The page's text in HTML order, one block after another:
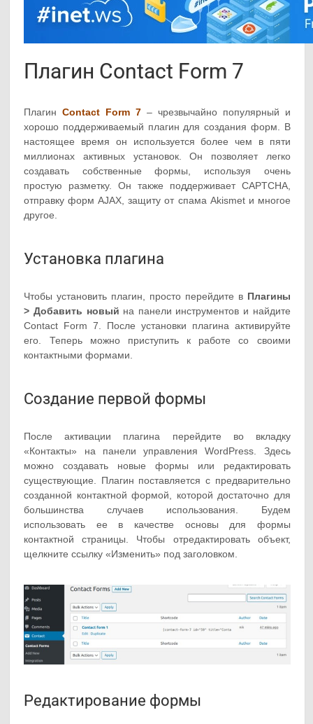
Плагин Contact Form 7
ПлагинContact Form 7 – чрезвычайно популярный и
хорошо поддерживаемый плагин для создания форм. В
настоящее время он используется более чем в пяти
миллионах активных установок. Он позволяет легко
создавать собственные формы, используя очень
простую разметку. Он также поддерживает CAPTCHA,
отправку форм AJAX, защиту от спама Akismet и многое
другое.
Установка плагина
Чтобы установить плагин, просто перейдите в Плагины
> Добавить новый на панели инструментов и найдите
Contact Form 7. После установки плагина активируйте
его. Теперь можно приступить к работе со своими
контактными формами.
Создание первой формы
После активации плагина перейдите во вкладку
«Контакты» на панели управления WordPress. Здесь
можно создавать новые формы или редактировать
существующие. Плагин поставляется с предварительно
созданной контактной формой, которой достаточно для
большинства случаев использования. Будем
использовать ее в качестве основы для формы
контактной страницы. Чтобы отредактировать объект,
щелкните ссылку «Изменить» под заголовком.
Редактирование формы